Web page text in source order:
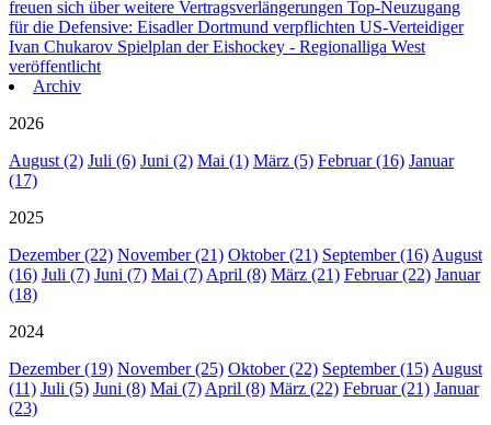
freuen sich über weitere Vertragsverlängerungen Top-Neuzugang
für die Defensive: Eisadler Dortmund verpflichten US-Verteidiger
Ivan Chukarov Spielplan der Eishockey - Regionalliga West
veröffentlicht
Archiv
2026
August (2) Juli (6) Juni (2) Mai (1) März (5) Februar (16) Januar
(17)
2025
Dezember (22) November (21) Oktober (21) September (16) August
(16) Juli (7) Juni (7) Mai (7) April (8) März (21) Februar (22) Januar
(18)
2024
Dezember (19) November (25) Oktober (22) September (15) August
(11) Juli (5) Juni (8) Mai (7) April (8) März (22) Februar (21) Januar
(23)